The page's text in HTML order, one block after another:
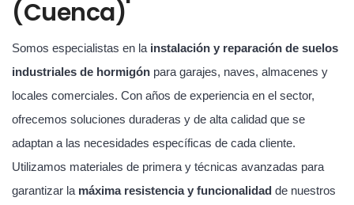
(Cuenca)
Somos especialistas en la instalación y reparación de suelos
industriales de hormigón para garajes, naves, almacenes y
locales comerciales. Con años de experiencia en el sector,
ofrecemos soluciones duraderas y de alta calidad que se
adaptan a las necesidades específicas de cada cliente.
Utilizamos materiales de primera y técnicas avanzadas para
garantizar la máxima resistencia y funcionalidad de nuestros